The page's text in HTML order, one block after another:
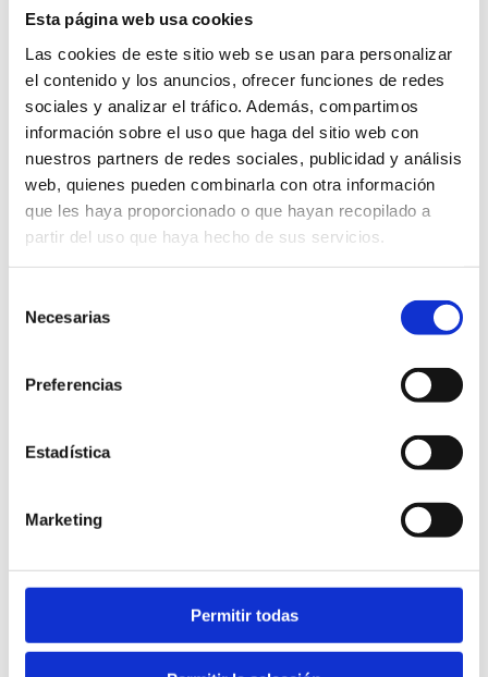
Esta página web usa cookies
Las cookies de este sitio web se usan para personalizar
el contenido y los anuncios, ofrecer funciones de redes
sociales y analizar el tráfico. Además, compartimos
información sobre el uso que haga del sitio web con
nuestros partners de redes sociales, publicidad y análisis
web, quienes pueden combinarla con otra información
que les haya proporcionado o que hayan recopilado a
partir del uso que haya hecho de sus servicios.
Necesarias
Preferencias
Estadística
Marketing
Permitir todas
Jabones
de
Romero
en
Bolsa
de
Algodón
cantidad
Precio Total: 115€
¿Necesitas saber más sobre los envíos?
Saber más sobre los envíos
SOSTENIBLE KM 0 BIODEGRADABLE
Hacer tu pedido es muy fácil
Puedes hacer tu pedido hasta 30 días antes de tu